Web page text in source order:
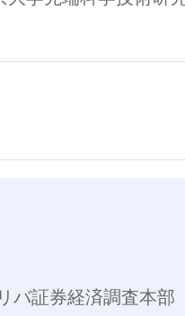
バ証券経済調査本部